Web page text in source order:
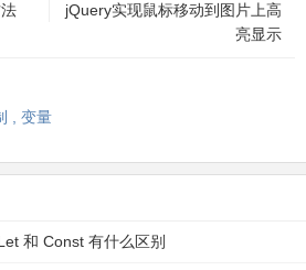
jQuery实现鼠标移动到图片上高
亮显示
变量
和 Const 有什么区别